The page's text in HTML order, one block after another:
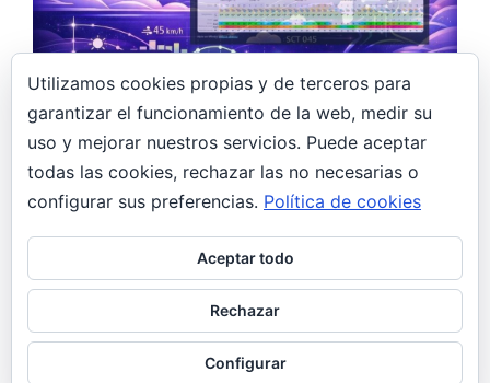
15 febrero, 2026
Construyendo un asistente meteorológico
con IA para pilotos ULM: LEMR Meteo
El problema Volar un ultraligero requiere
condiciones muy específicas: viento moderado,
visibilidad decente, sin tormentas. Pero consultar
METAR, AEMET, Windy…
Utilizamos cookies propias y de terceros para
garantizar el funcionamiento de la web, medir su
uso y mejorar nuestros servicios. Puede aceptar
todas las cookies, rechazar las no necesarias o
configurar sus preferencias. Política de cookies
Aceptar todo
Rechazar
Configurar